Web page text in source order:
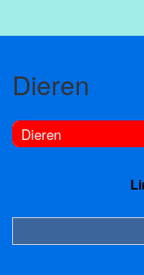
Dieren
Dieren